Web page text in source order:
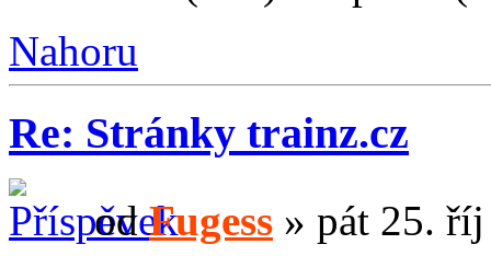
Nahoru
Re: Stránky trainz.cz
odFugess » pát 25.